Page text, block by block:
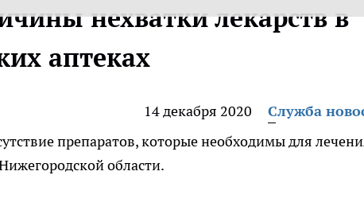
нехватки лекарств в
аптеках
14 декабря 2020
Служба
препаратов, которые необходимы для
области.